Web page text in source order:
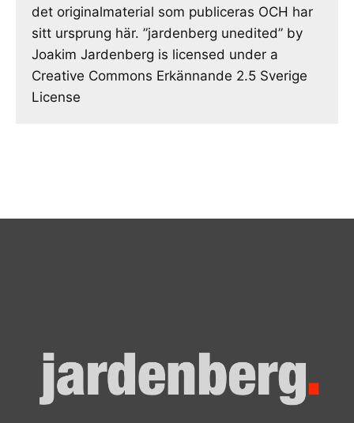
det originalmaterial som publiceras OCH har
sitt ursprung här. ”jardenberg unedited” by
Joakim Jardenberg is licensed under a
Creative Commons Erkännande 2.5 Sverige
License